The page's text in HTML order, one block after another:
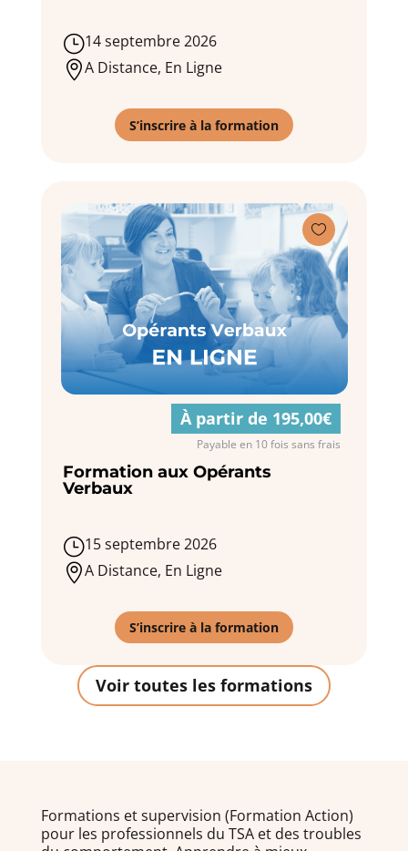
}14 septembre 2026
A Distance, En Ligne
S’inscrire à la formation

À partir de 195,00€
Payable en 10 fois sans frais
Formation aux Opérants
Verbaux
}15 septembre 2026
A Distance, En Ligne
S’inscrire à la formation
Voir toutes les formations
Formations et supervision (Formation Action)
pour les professionnels du TSA et des troubles